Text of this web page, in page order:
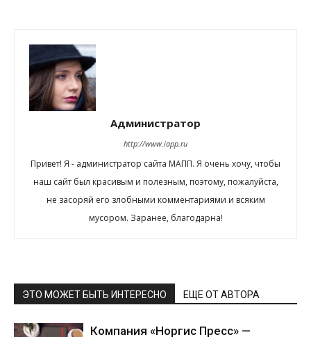
Администратор
http://www.iapp.ru
Привет! Я - администратор сайта МАПП. Я очень хочу, чтобы
наш сайт был красивым и полезным, поэтому, пожалуйста,
не засоряй его злобными комментариями и всяким
мусором. Заранее, благодарна!
ЭТО МОЖЕТ БЫТЬ ИНТЕРЕСНО ЕЩЕ ОТ АВТОРА
Компания «Норгис Пресс» —